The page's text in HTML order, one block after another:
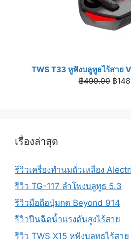
TWS T33 หูฟังบลูทูธไร้สาย
฿499.00 ฿
เรื่องล่าสุด
รีวิวเครื่องทำนมถั่วเหลือง
รีวิว TG-117 ลำโพงบลูทูธ 5.3
รีวิวมือถือปุ่มกด Beyond 914
รีวิวปืนฉีดน้ำแรงดันสูงไร้สาย
รีวิว TWS X15 หูฟังบลูทูธไร้สาย